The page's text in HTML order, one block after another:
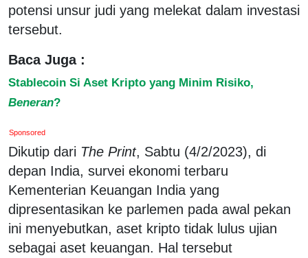
potensi unsur judi yang melekat dalam investasi
tersebut.
Baca Juga :
Stablecoin Si Aset Kripto yang Minim Risiko,
Beneran?
Sponsored
Dikutip dari The Print, Sabtu (4/2/2023), di
depan India, survei ekonomi terbaru
Kementerian Keuangan India yang
dipresentasikan ke parlemen pada awal pekan
ini menyebutkan, aset kripto tidak lulus ujian
sebagai aset keuangan. Hal tersebut